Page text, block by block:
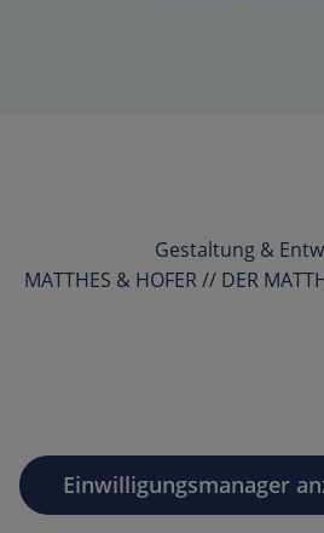
Gestaltung &
MATTHES & HOFER // DER
Einwilligungsmanager